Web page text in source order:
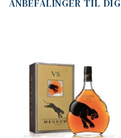
ANBEFALINGER TIL DIG